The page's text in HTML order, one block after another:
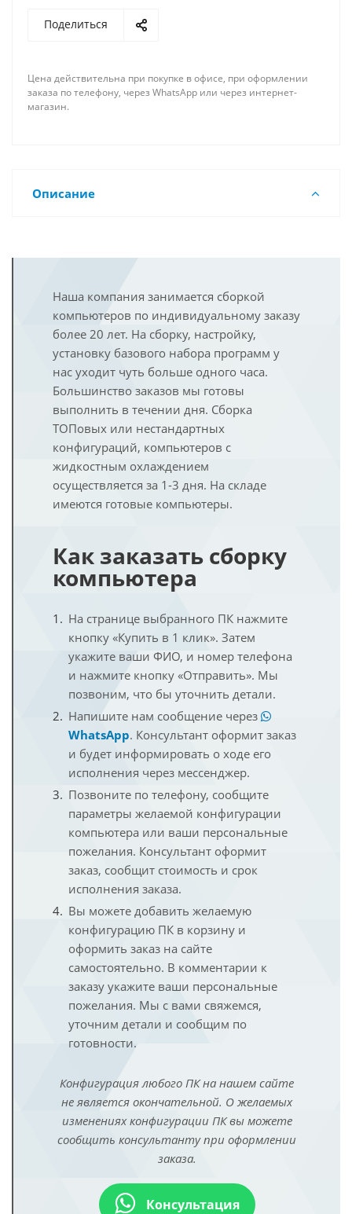
Поделиться
Цена действительна при покупке в офисе, при оформлении
заказа по телефону, через WhatsApp или через интернет-
магазин.
Описание
Наша компания занимается сборкой
компьютеров по индивидуальному заказу
более 20 лет. На сборку, настройку,
установку базового набора программ у
нас уходит чуть больше одного часа.
Большинство заказов мы готовы
выполнить в течении дня. Сборка
ТОПовых или нестандартных
конфигураций, компьютеров с
жидкостным охлаждением
осуществляется за 1-3 дня. На складе
имеются готовые компьютеры.
Как заказать сборку
компьютера
На странице выбранного ПК нажмите
кнопку «Купить в 1 клик». Затем
укажите ваши ФИО, и номер телефона
и нажмите кнопку «Отправить». Мы
позвоним, что бы уточнить детали.
Напишите нам сообщение через
WhatsApp. Консультант оформит заказ
и будет информировать о ходе его
исполнения через мессенджер.
Позвоните по телефону, сообщите
параметры желаемой конфигурации
компьютера или ваши персональные
пожелания. Консультант оформит
заказ, сообщит стоимость и срок
исполнения заказа.
Вы можете добавить желаемую
конфигурацию ПК в корзину и
оформить заказ на сайте
самостоятельно. В комментарии к
заказу укажите ваши персональные
пожелания. Мы с вами свяжемся,
уточним детали и сообщим по
готовности.
Конфигурация любого ПК на нашем сайте
не является окончательной. О желаемых
изменениях конфигурации ПК вы можете
сообщить консультанту при оформлении
заказа.
Консультация